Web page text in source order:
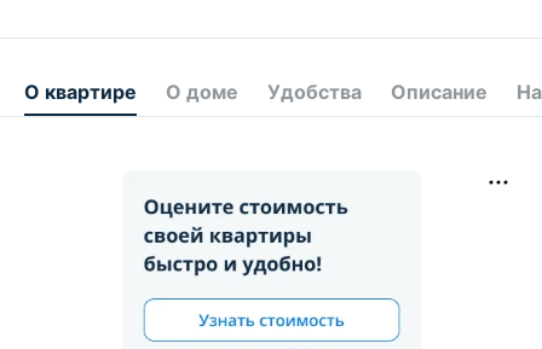
О квартире О доме Удобства Описание